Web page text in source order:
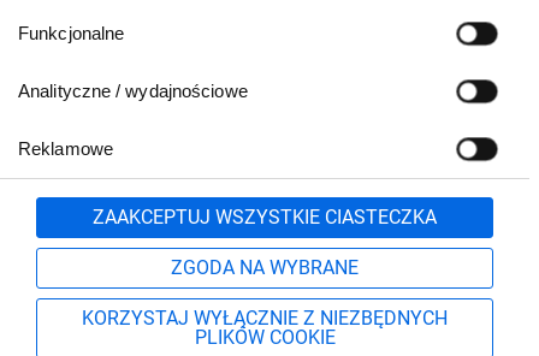
Funkcjonalne
Analityczne / wydajnościowe
Reklamowe
ZAAKCEPTUJ WSZYSTKIE CIASTECZKA
ZGODA NA WYBRANE
KORZYSTAJ WYŁĄCZNIE Z NIEZBĘDNYCH
PLIKÓW COOKIE
801 500 700 lub
71 37 61 600
Formularz kontaktowy